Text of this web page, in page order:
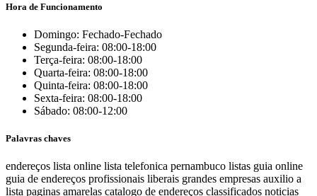
Hora de Funcionamento
Domingo: Fechado-Fechado
Segunda-feira: 08:00-18:00
Terça-feira: 08:00-18:00
Quarta-feira: 08:00-18:00
Quinta-feira: 08:00-18:00
Sexta-feira: 08:00-18:00
Sábado: 08:00-12:00
Palavras chaves
endereços lista online lista telefonica pernambuco listas guia online
guia de endereços profissionais liberais grandes empresas auxilio a
lista paginas amarelas catalogo de endereços classificados noticias